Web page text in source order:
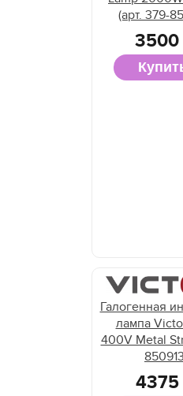
(арт. 379-
3500
Галогенная
лампа
400V Metal
4375